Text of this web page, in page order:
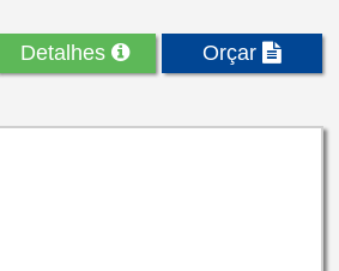
Detalhes Orçar